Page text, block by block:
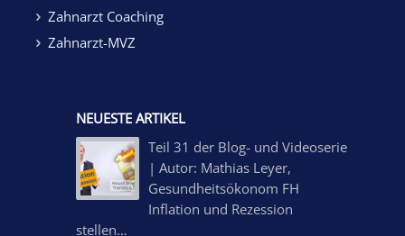
Zahnarzt Coaching
Zahnarzt-MVZ
NEUESTE ARTIKEL
Teil 31 der Blog- und Videoserie
| Autor: Mathias Leyer,
Gesundheitsökonom FH
Inflation und Rezession
stellen…